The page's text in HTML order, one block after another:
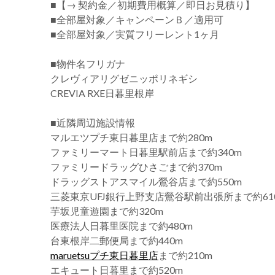
■【→ 契約金／初期費用概算／即日お見積り】
■全部屋対象／キャンペーンＢ／適用可
■全部屋対象／実質フリーレント1ヶ月
■物件名フリガナ
クレヴィアリグゼニッポリネギシ
CREVIA RXE日暮里根岸
■近隣周辺施設情報
マルエツプチ東日暮里店まで約280m
ファミリーマート日暮里駅前店まで約340m
ファミリードラッグひさごまで約370m
ドラッグストアスマイル鶯谷店まで約550m
三菱東京UFJ銀行上野支店鶯谷駅前出張所まで約
芋坂児童遊園まで約320m
医療法人日暮里医院まで約480m
台東根岸二郵便局まで約440m
maruetsuプチ東日暮里店まで約210m
エキュート日暮里まで約520m